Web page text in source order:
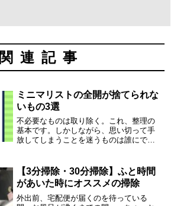
関連記事
ミニマリストの全開が捨てられな
いもの3選
不必要なものは取り除く。これ、整理の
基本です。しかしながら、思い切って手
放してしまうことを迷うものは誰にでも
ト(管理人：ていないさん)」トークルーム
にて、「ミニマリス...
【3分掃除・30分掃除】ふと時間
があいた時にオススメの掃除
外出前、宅配便が届くのを待っている